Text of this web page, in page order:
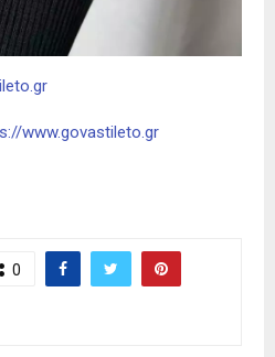
www.govastileto.gr
0